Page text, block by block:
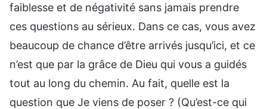
faiblesse et de négativité sans jamais prendre
ces questions au sérieux. Dans ce cas, vous avez
beaucoup de chance d’être arrivés jusqu’ici, et ce
n’est que par la grâce de Dieu qui vous a guidés
tout au long du chemin. Au fait, quelle est la
question que Je viens de poser ? (Qu’est-ce qui